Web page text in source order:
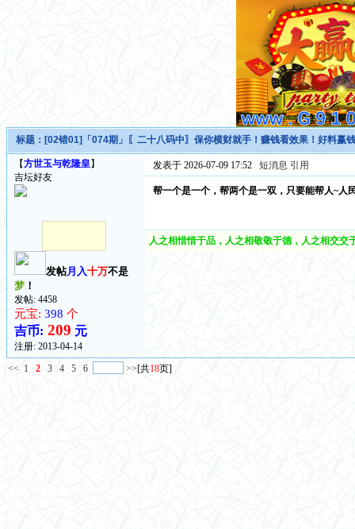
标题： [02错01]「074期」〖二十八码中〗保你横财就手！赚钱看效果！好料赢
【方世玉与乾隆皇】
吉坛好友
发帖月入十万不是
梦！
发帖: 4458
元宝: 398 个
吉币: 209 元
注册: 2013-04-14
发表于 2026-07-09 17:52 短消息 引用
帮一个是一个，帮两个是一双，只要能帮人~人
人之相惜惜于品，人之相敬敬于德，人之相交
<< 1 2 3 4 5 6 >>[共18页]